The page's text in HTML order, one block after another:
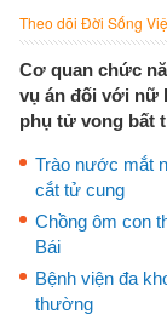
Theo dõi Đời Sống
Cơ quan chức
vụ án đối với nữ
phụ tử vong bất
Trào nước mắt
cắt tử cung
Chồng ôm con
Bái
Bệnh viện đa
thường